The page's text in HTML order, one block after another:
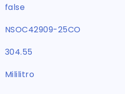
false
NSOC42909-25CO
304.55
Mililitro